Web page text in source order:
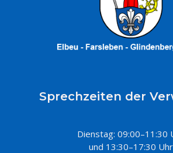
Sprechzeiten der
Dienstag: 09:00–11:30
und 13:30–17:30 Uhr